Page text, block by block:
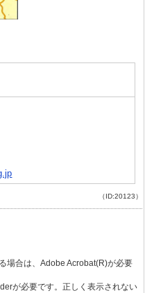
（ID:20123）
場合は、Adobe Acrobat(R)が必要
が必要です。正しく表示されない